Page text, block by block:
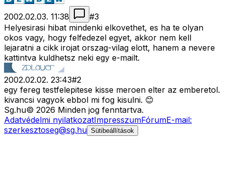
2002.02.03. 11:38 #3
Helyesirasi hibat mindenki elkovethet, es ha te olyan
okos vagy, hogy felfedezel egyet, akkor nem kell
lejaratni a cikk irojat orszag-vilag elott, hanem a nevere
kattintva kuldhetsz neki egy e-mailt.
2002.02.02. 23:43#2
egy fereg testfelepitese kisse meroen elter az emberetol.
kivancsi vagyok ebbol mi fog kisulni. 😊
Sg.hu© 2026 Minden jog fenntartva.
Adatvédelmi nyilatkozatImpresszumFórumE-mail:
szerkesztoseg@sg.hu Sütibeállítások